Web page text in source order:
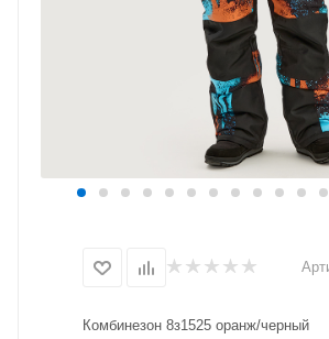
Комбинезон 8з1525 оранж/черный